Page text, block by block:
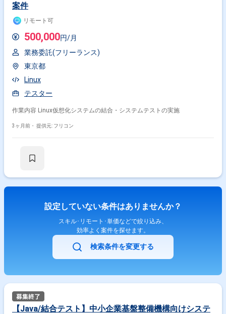
案件
リモート可
500,000円/月
業務委託(フリーランス)
東京都
Linux
テスター
作業内容 Linux仮想化システムの結合・システムテストの実施
3ヶ月前・ 提供元: フリコン
設定していない条件はありませんか？
スキル･リモート･単価などで絞り込み、
効率よく案件を探せます。
検索条件を変更する
【Java/結合テスト】中小企業基盤整備機構向けシステ